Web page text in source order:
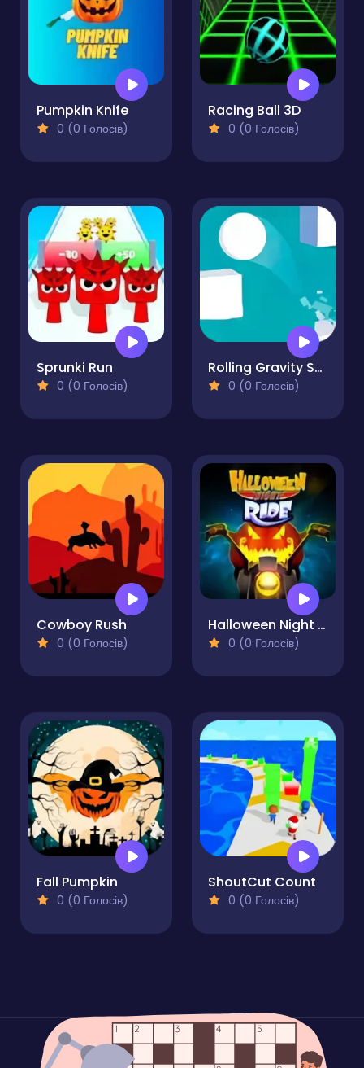
Pumpkin Knife
0 (0 Голосів)
Racing Ball 3D
0 (0 Голосів)
Sprunki Run
0 (0 Голосів)
Rolling Gravity Sky Ball
0 (0 Голосів)
Cowboy Rush
0 (0 Голосів)
Halloween Night Ride
0 (0 Голосів)
Fall Pumpkin
0 (0 Голосів)
ShoutCut Count
0 (0 Голосів)